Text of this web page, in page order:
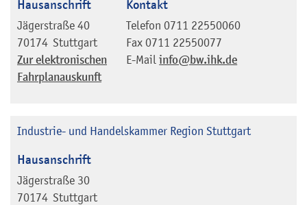
Hausanschrift
Jägerstraße 40
70174 Stuttgart
Zur elektronischen
Fahrplanauskunft
Kontakt
Telefon 0711 22550060
Fax 0711 22550077
E-Mail info@bw.ihk.de
Industrie- und Handelskammer Region Stuttgart
Hausanschrift
Jägerstraße 30
70174 Stuttgart